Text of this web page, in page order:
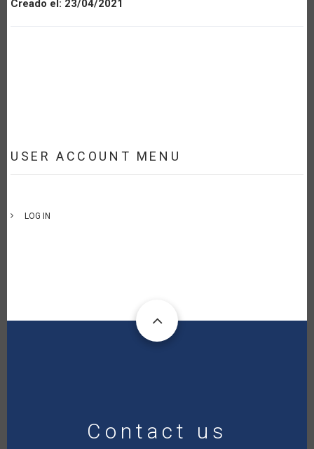
Creado el: 23/04/2021
USER ACCOUNT MENU
LOG IN
Contact us